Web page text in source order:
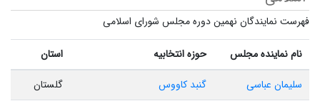
فهرست نمایندگان نهمین دوره مجلس شورای اسلامی
نام نماینده مجلس حوزه انتخابیه
استان
سلیمان عباسی
گنبد کاووس
گلستان